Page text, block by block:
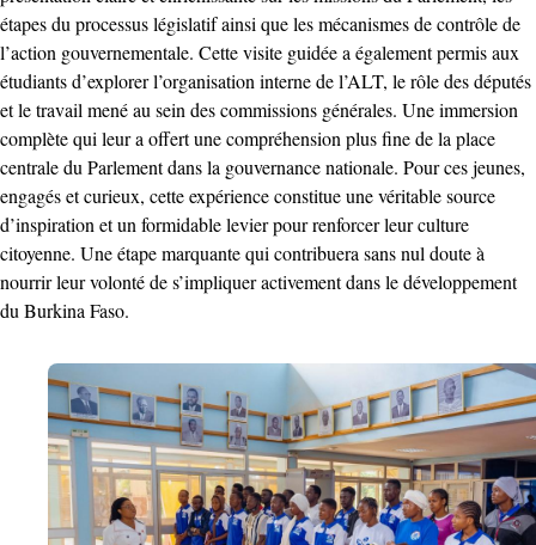
étapes du processus législatif ainsi que les mécanismes de contrôle de
l’action gouvernementale. Cette visite guidée a également permis aux
étudiants d’explorer l’organisation interne de l’ALT, le rôle des députés
et le travail mené au sein des commissions générales. Une immersion
complète qui leur a offert une compréhension plus fine de la place
centrale du Parlement dans la gouvernance nationale. Pour ces jeunes,
engagés et curieux, cette expérience constitue une véritable source
d’inspiration et un formidable levier pour renforcer leur culture
citoyenne. Une étape marquante qui contribuera sans nul doute à
nourrir leur volonté de s’impliquer activement dans le développement
du Burkina Faso.